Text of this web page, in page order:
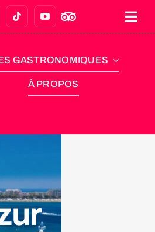
GASTRONOMIQUES
À PROPOS